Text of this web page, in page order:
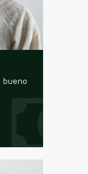
bueno